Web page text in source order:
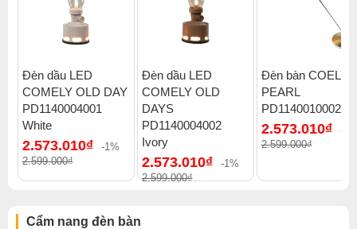
Đèn dầu LED
COMELY OLD DAY
PD1140004001
White
2.573.010₫
-1%
2.599.000₫
Đèn dầu LED
COMELY OLD
DAYS
PD1140004002
Ivory
2.573.010₫
-1%
2.599.000₫
Đèn bàn COELY
PEARL
PD1140010002
2.573.010₫
-
2.599.000₫
Cẩm nang đèn bàn